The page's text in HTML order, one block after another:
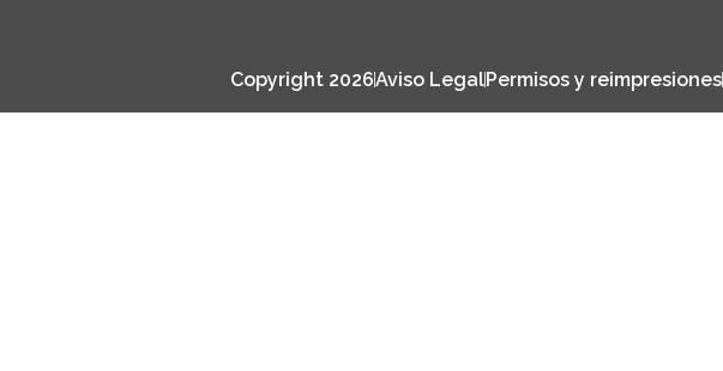
Copyright 2026Aviso LegalPermisos y reimpresiones